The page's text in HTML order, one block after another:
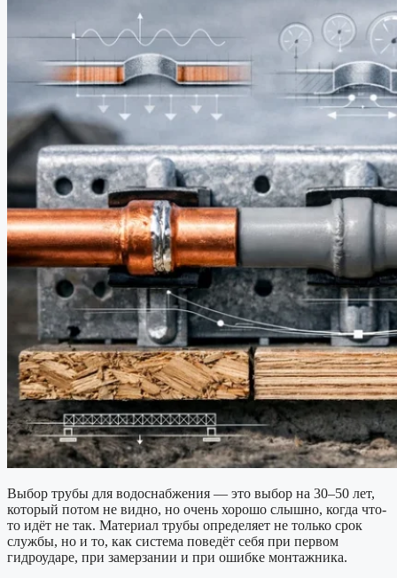
Выбор трубы для водоснабжения — это выбор на 30–50 лет,
который потом не видно, но очень хорошо слышно, когда что-
то идёт не так. Материал трубы определяет не только срок
службы, но и то, как система поведёт себя при первом
гидроударе, при замерзании и при ошибке монтажника.